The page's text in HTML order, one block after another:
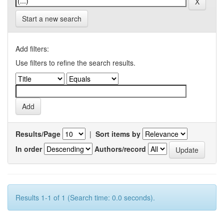
Start a new search
Add filters:
Use filters to refine the search results.
Results/Page | Sort items by
In order
Authors/record
Results 1-1 of 1 (Search time: 0.0 seconds).